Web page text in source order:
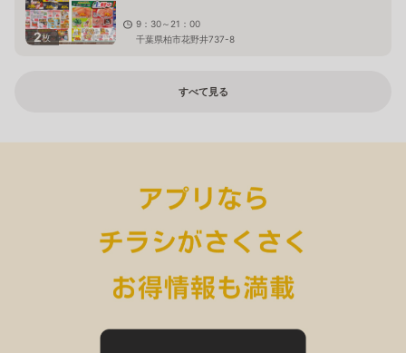
2枚
9：30～21：00
千葉県柏市花野井737-8
すべて見る